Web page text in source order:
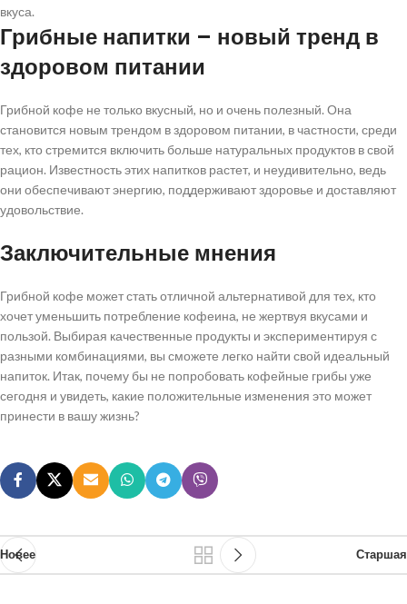
вкуса.
Грибные напитки – новый тренд в
здоровом питании
Грибной кофе не только вкусный, но и очень полезный. Она
становится новым трендом в здоровом питании, в частности, среди
тех, кто стремится включить больше натуральных продуктов в свой
рацион. Известность этих напитков растет, и неудивительно, ведь
они обеспечивают энергию, поддерживают здоровье и доставляют
удовольствие.
Заключительные мнения
Грибной кофе может стать отличной альтернативой для тех, кто
хочет уменьшить потребление кофеина, не жертвуя вкусами и
пользой. Выбирая качественные продукты и экспериментируя с
разными комбинациями, вы сможете легко найти свой идеальный
напиток. Итак, почему бы не попробовать кофейные грибы уже
сегодня и увидеть, какие положительные изменения это может
принести в вашу жизнь?
Новее Старшая